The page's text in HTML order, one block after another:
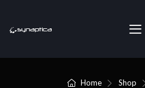
Home Shop